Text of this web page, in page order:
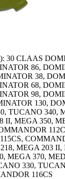
30 CLAAS
86,
38,
68,
98,
130,
TUCANO 340,
II, MEGA 350,
MEGA 203 II,
MEGA 370,
330,
116CS